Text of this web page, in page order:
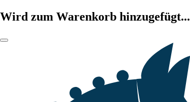
Wird zum Warenkorb hinzugefügt...